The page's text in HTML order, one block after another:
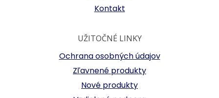
Kontakt
UŽITOČNÉ LINKY
Ochrana osobných údajov
Zľavnené produkty
Nové produkty